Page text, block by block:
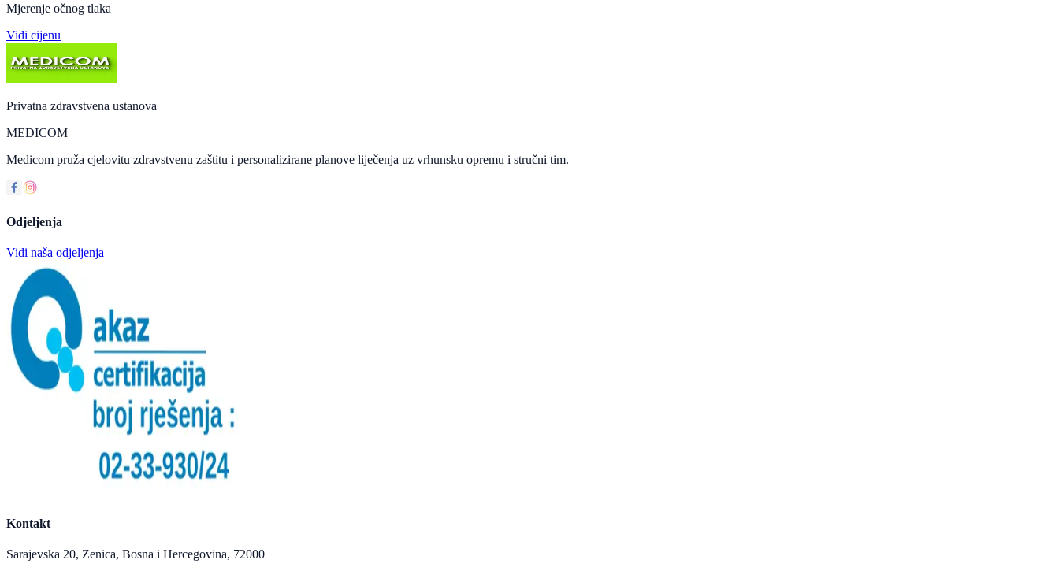
Mjerenje očnog tlaka
Vidi cijenu
Privatna zdravstvena ustanova
MEDICOM
Medicom pruža cjelovitu zdravstvenu zaštitu i personalizirane planove liječenja uz vrhunsku opremu i stručni tim.
Odjeljenja
Vidi naša odjeljenja
Kontakt
Sarajevska 20, Zenica, Bosna i Hercegovina, 72000